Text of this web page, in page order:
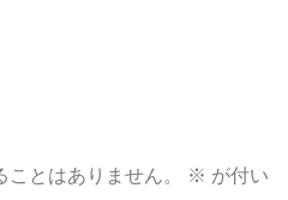
とはありません。 ※ が付い